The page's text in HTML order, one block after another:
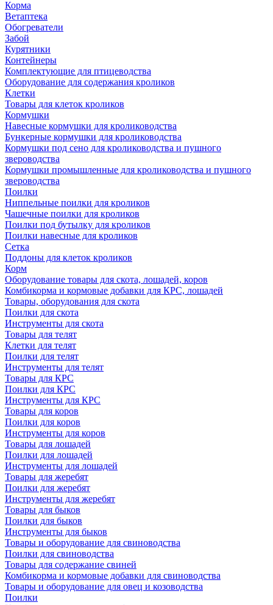
Корма
Ветаптека
Обогреватели
Забой
Курятники
Контейнеры
Комплектующие для птицеводства
Оборудование для содержания кроликов
Клетки
Товары для клеток кроликов
Кормушки
Навесные кормушки для кролиководства
Бункерные кормушки для кролиководства
Кормушки под сено для кролиководства и пушного
звероводства
Кормушки промышленные для кролиководства и пушного
звероводства
Поилки
Ниппельные поилки для кроликов
Чашечные поилки для кроликов
Поилки под бутылку для кроликов
Поилки навесные для кроликов
Сетка
Поддоны для клеток кроликов
Корм
Оборудование товары для скота, лошадей, коров
Комбикорма и кормовые добавки для КРС, лошадей
Товары, оборудования для скота
Поилки для скота
Инструменты для скота
Товары для телят
Клетки для телят
Поилки для телят
Инструменты для телят
Товары для КРС
Поилки для КРС
Инструменты для КРС
Товары для коров
Поилки для коров
Инструменты для коров
Товары для лошадей
Поилки для лошадей
Инструменты для лошадей
Товары для жеребят
Поилки для жеребят
Инструменты для жеребят
Товары для быков
Поилки для быков
Инструменты для быков
Товары и оборудование для свиноводства
Поилки для свиноводства
Товары для содержание свиней
Комбикорма и кормовые добавки для свиноводства
Товары и оборудование для овец и козоводства
Поилки